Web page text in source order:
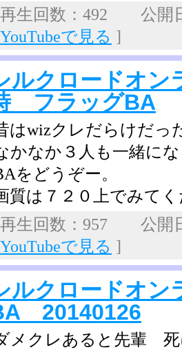
再生回数：492 公開
YouTubeで見る ]
ルクロードオン
フラッグBA
はwizクレだらけだっ
かなか３人も一緒に
をどうぞー。
質は７２０上でみて
再生回数：957 公開
YouTubeで見る ]
ルクロードオ
20140126
メクレあると先輩 死